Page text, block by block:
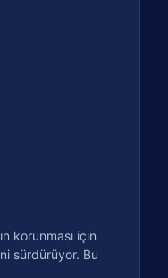
korunması için
sürdürüyor. Bu